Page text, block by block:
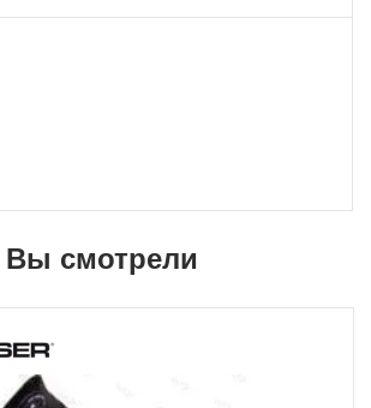
Вы смотрели